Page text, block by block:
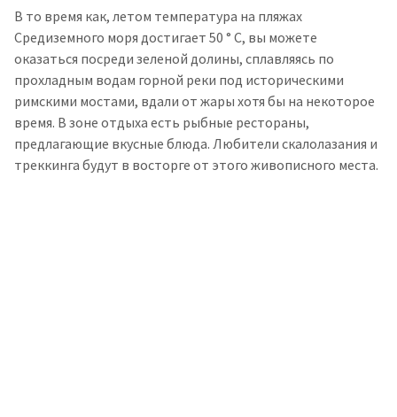
В то время как, летом температура на пляжах
Средиземного моря достигает 50 ° C, вы можете
оказаться посреди зеленой долины, сплавляясь по
прохладным водам горной реки под историческими
римскими мостами, вдали от жары хотя бы на некоторое
время. В зоне отдыха есть рыбные рестораны,
предлагающие вкусные блюда. Любители скалолазания и
треккинга будут в восторге от этого живописного места.